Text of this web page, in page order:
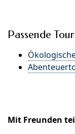
Passende
Mit Freunden